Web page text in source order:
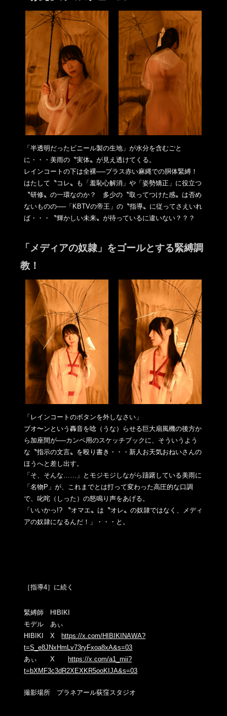
「半透明だったビニール製の生地」が水分を含むごと
に・・・美雨の〝実体〟が見え透けてくる。
レインコートの下は全裸──プラス赤い麻縄での胴体緊縛！
はたして〝コレ〟も「羞恥心解消」や「姿勢矯正」に役立つ
〝研修〟の一環なのか？ 多少の〝取ってつけた感〟は否め
ないものの──「KBTVの帝王 」の〝指導〟に従ってさえいれ
ば・・・〝輝かしい未来〟が待っているに違いない？？？
「メディアの奴隷」をゴールとする緊縛調
教！
「レインコートのボタンを外しなさい」
ブオ〜ンという轟音を唸（うな）らせる巨大扇風機の後方か
ら加座間が──カンペ用のスケッチブックに、そういうよう
な〝指示の文言〟を殴り書き・・・ 新人お天気おねいさんの
ほうへと差し出す。
「そ、そんな……」とモジモジしながら躊躇している美雨に
「名物 P」が、これまでとは打って変わった高圧的な口調
で、叱咤（しっ た）の怒鳴り声をあげる。
「いいかっ!? 〝オマエ〟は〝オレ〟の奴隷ではなく、メディ
アの奴隷になるんだ ！」・・・と。
［指導4］に続く
緊縛師 HIBIKI
モデル あぃ
HIBIKI X
https://x.com/HIBIKINAWA?
t=S_e8JNxHmLv73ryFxoa8xA&s=03
あぃ X
https://x.com/a1_mii?
t=bXMF3c3dR2XEXKR5ooKIJA&s=03
撮影場所 プラネアール荻窪スタジオ